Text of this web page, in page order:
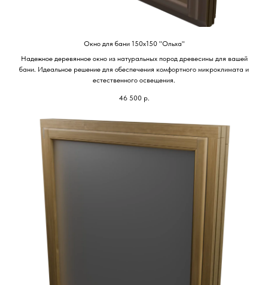
Окно для бани 150х150 "Ольха"
Надежное деревянное окно из натуральных пород древесины для вашей
бани. Идеальное решение для обеспечения комфортного микроклимата и
естественного освещения.
46 500 р.